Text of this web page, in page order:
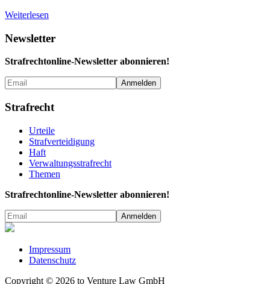
Weiterlesen
Newsletter
Strafrechtonline-Newsletter abonnieren!
Strafrecht
Urteile
Strafverteidigung
Haft
Verwaltungs­strafrecht
Themen
Strafrechtonline-Newsletter abonnieren!
Impressum
Datenschutz
Copyright © 2026 to Venture Law GmbH